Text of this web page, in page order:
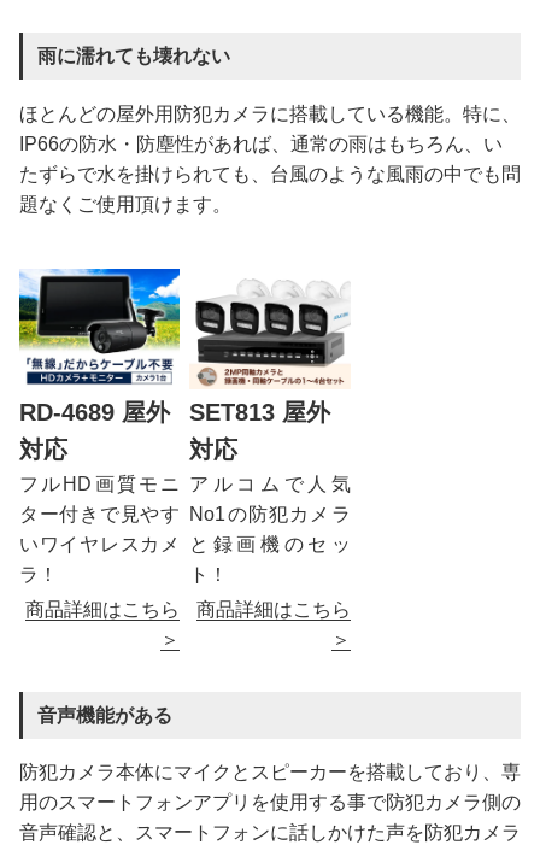
雨に濡れても壊れない
ほとんどの屋外用防犯カメラに搭載している機能。特に、
IP66の防水・防塵性があれば、通常の雨はもちろん、い
たずらで水を掛けられても、台風のような風雨の中でも問
題なくご使用頂けます。
RD-4689 屋外
対応
フルHD画質モニ
ター付きで見やす
いワイヤレスカメ
ラ！
商品詳細はこちら
＞
SET813 屋外
対応
アルコムで人気
No1の防犯カメラ
と録画機のセッ
ト！
商品詳細はこちら
＞
音声機能がある
防犯カメラ本体にマイクとスピーカーを搭載しており、専
用のスマートフォンアプリを使用する事で防犯カメラ側の
音声確認と、スマートフォンに話しかけた声を防犯カメラ